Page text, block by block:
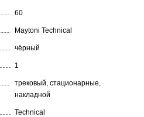
60
Maytoni Technical
чёрный
1
трековый, стационарные,
накладной
Technical